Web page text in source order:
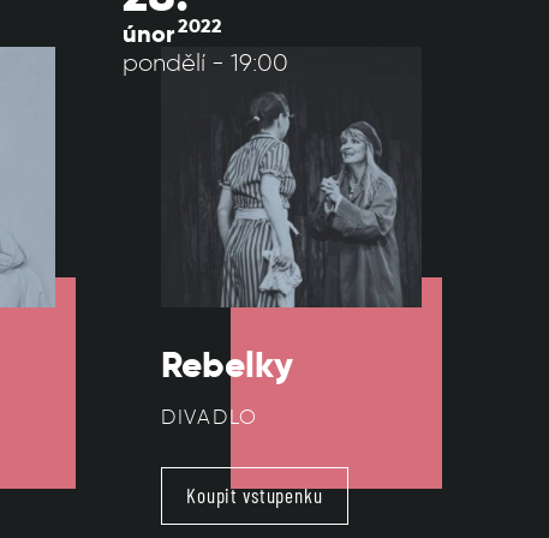
únor2022
pondělí - 19:00
Rebelky
DIVADLO
Koupit vstupenku